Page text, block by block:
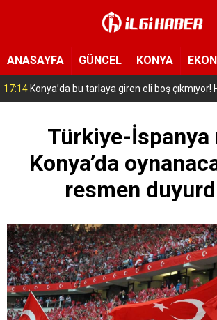
ANASAYFA GÜNCEL KONYA
09:24 YENİ Parti’nin Konya’daki ilk ilçe başkanı belli oldu!
Türkiye-İspanya
Konya’da
resmen